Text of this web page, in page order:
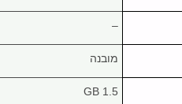
–
מובנה
1.5 GB